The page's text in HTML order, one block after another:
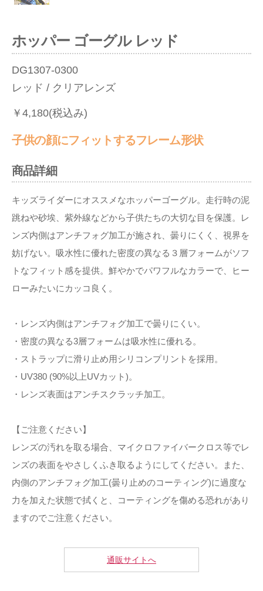
ホッパー ゴーグル レッド
DG1307-0300
レッド / クリアレンズ
￥4,180(税込み)
子供の顔にフィットするフレーム形状
商品詳細
キッズライダーにオススメなホッパーゴーグル。走行時の泥
跳ねや砂埃、紫外線などから子供たちの大切な目を保護。レ
ンズ内側はアンチフォグ加工が施され、曇りにくく、視界を
妨げない。吸水性に優れた密度の異なる３層フォームがソフ
トなフィット感を提供。鮮やかでパワフルなカラーで、ヒー
ローみたいにカッコ良く。
・レンズ内側はアンチフォグ加工で曇りにくい。
・密度の異なる3層フォームは吸水性に優れる。
・ストラップに滑り止め用シリコンプリントを採用。
・UV380 (90%以上UVカット)。
・レンズ表面はアンチスクラッチ加工。
【ご注意ください】
レンズの汚れを取る場合、マイクロファイバークロス等でレ
ンズの表面をやさしくふき取るようにしてください。また、
内側のアンチフォグ加工(曇り止めのコーティング)に過度な
力を加えた状態で拭くと、コーティングを傷める恐れがあり
ますのでご注意ください。
通販サイトへ